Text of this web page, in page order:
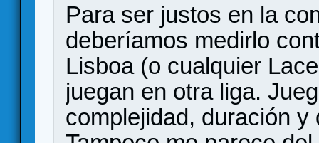
Para ser justos en la
deberíamos medirlo
Lisboa (o cualquier
juegan en otra liga.
complejidad, duración